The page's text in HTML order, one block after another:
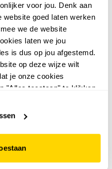
voor jou. Denk aan
website goed laten werken
we de website
laten we jou
is dus op jou afgestemd.
op deze wijze wilt
je onze cookies
"Alles toestaan" te klikken.